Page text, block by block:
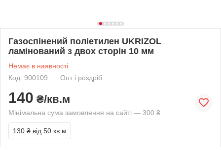
Газоспінений поліетилен UKRIZOL
ламінований з двох сторін 10 мм
Немає в наявності
Код: 900109
Опт і роздріб
140 ₴/кв.м
Мінімальна сума замовлення на сайті — 300 ₴
130 ₴ від 50 кв.м